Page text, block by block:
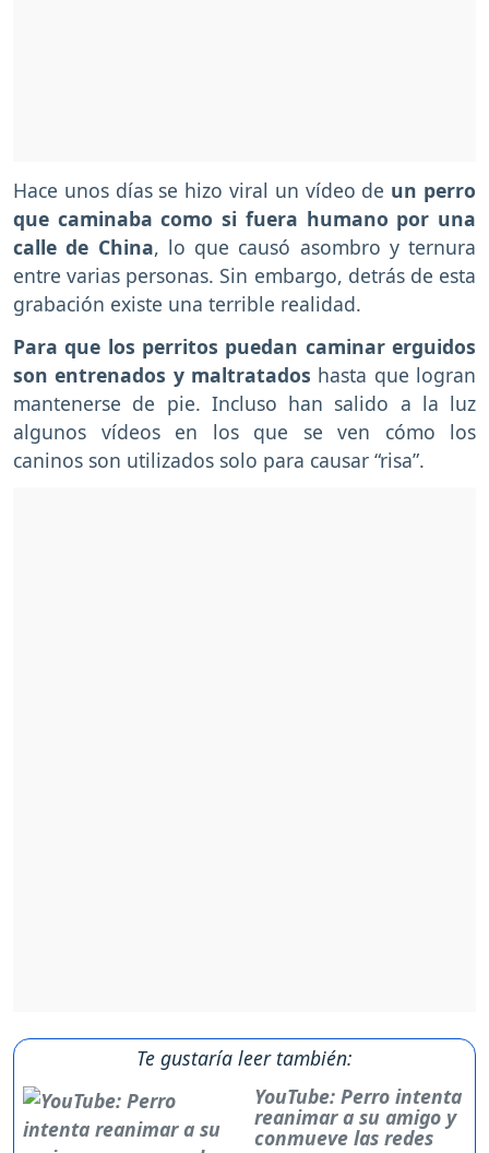
Hace unos días se hizo viral un vídeo de un perro
que caminaba como si fuera humano por una
calle de China, lo que causó asombro y ternura
entre varias personas. Sin embargo, detrás de esta
grabación existe una terrible realidad.
Para que los perritos puedan caminar erguidos
son entrenados y maltratados hasta que logran
mantenerse de pie. Incluso han salido a la luz
algunos vídeos en los que se ven cómo los
caninos son utilizados solo para causar “risa”.
Te gustaría leer también:
YouTube: Perro intenta
reanimar a su amigo y
conmueve las redes